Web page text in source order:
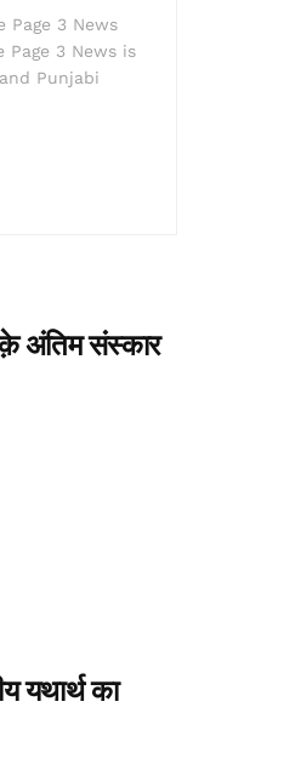
Page 3 News
3 News is
Punjabi
क़े अंतिम संस्कार
यथार्थ का